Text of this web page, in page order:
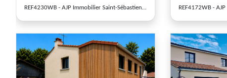
REF4230WB - AJP Immobilier Saint-Sébastien-sur-Loire